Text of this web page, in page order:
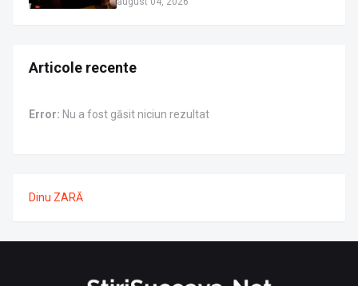
Articole recente
Error: Nu a fost găsit niciun rezultat
Dinu ZARĂ